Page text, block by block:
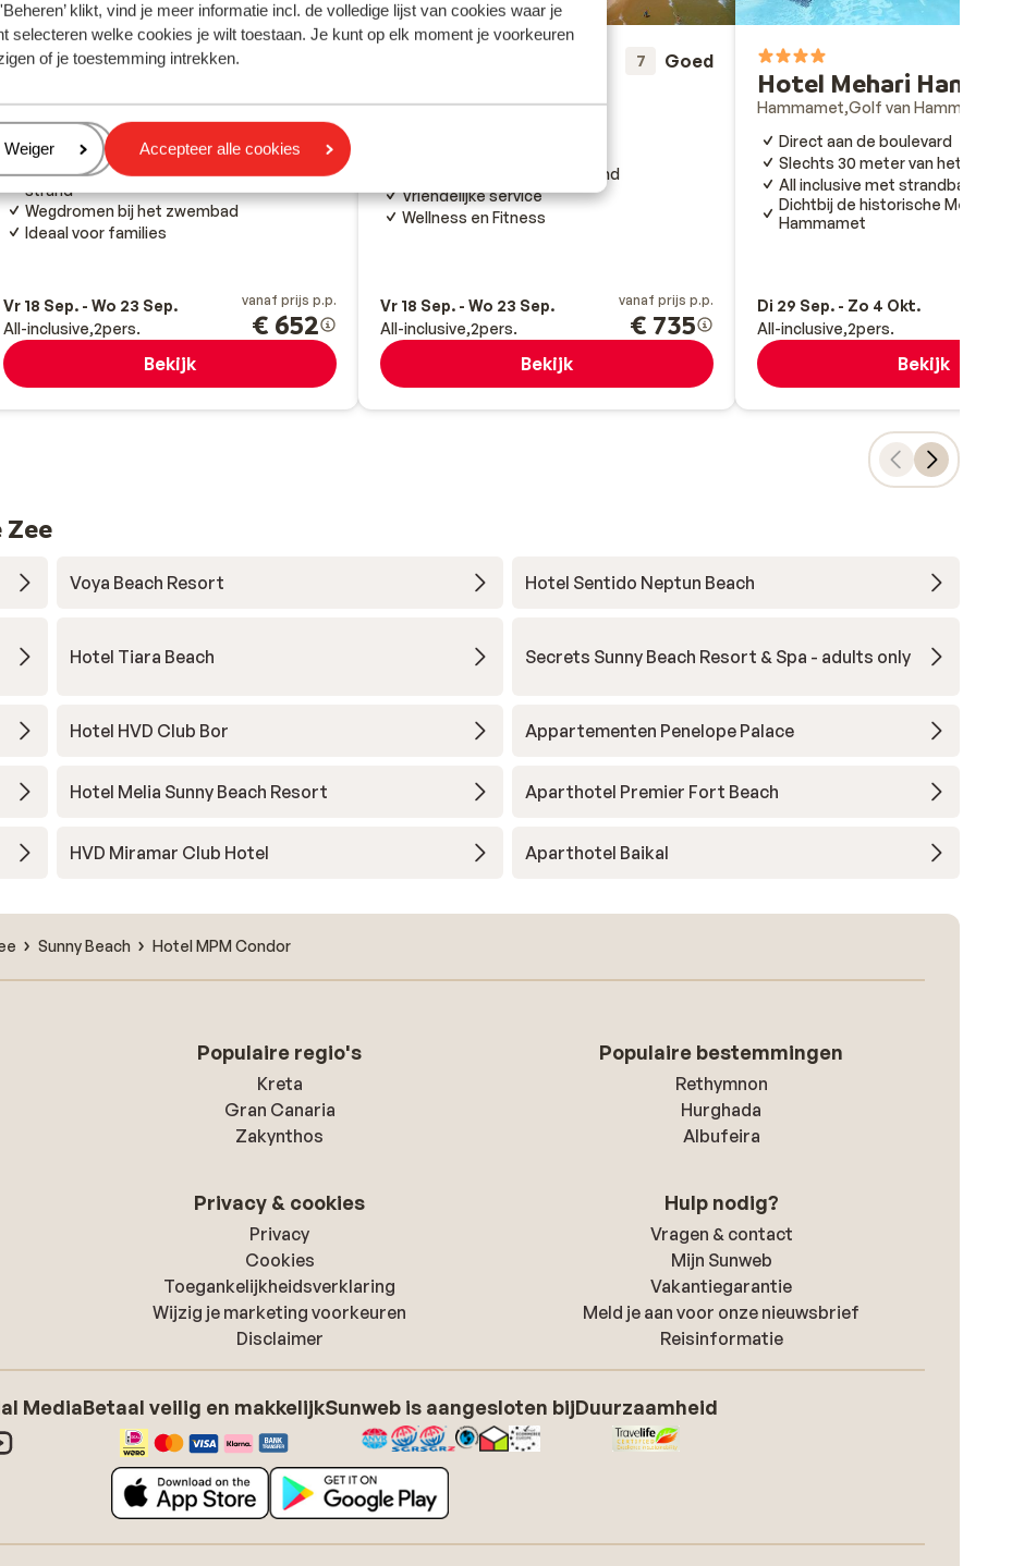
klikt, vind je meer informatie incl. de volledige lijst van cookies waar je
selecteren welke cookies je wilt toestaan. Je kunt op elk moment je voorkeuren
of je toestemming intrekken.
Beheren
Weiger Accepteer alle cookies
Sunny Beach Zwarte Zee Bulgarije
Aan de boulevard
Gratis ligbedden en parasols op het
strand
Wegdromen bij het zwembad
Ideaal voor families
Vr 18 Sep. - Wo 23 Sep.
All-inclusive 2pers.
vanaf prijs p.p.
€ 652
Bekijk
7 Goed
Direct aan het heerlijke strand
Vriendelijke service
Wellness en Fitness
Vr 18 Sep. - Wo 23 Sep.
All-inclusive 2pers.
vanaf prijs p.p.
€ 735
Bekijk
Hotel Mehari
Hammamet Golf van Hammamet
Direct aan de boulevard
Slechts 30 meter van het strand
All inclusive met strandbar/
Dichtbij de historische Medina
Hammamet
Di 29 Sep. - Zo 4 Okt.
All-inclusive 2pers.
Bekijk
Voya Beach Resort Hotel Sentido Neptun Beach
Hotel Tiara Beach Secrets Sunny Beach Resort & Spa - adults only
Hotel HVD Club Bor Appartementen Penelope Palace
Hotel Melia Sunny Beach Resort Aparthotel Premier Fort Beach
HVD Miramar Club Hotel Aparthotel Baikal
Sunny Beach Hotel MPM Condor
Populaire regio's
Kreta
Gran Canaria
Zakynthos
Populaire bestemmingen
Rethymnon
Hurghada
Albufeira
Privacy & cookies
Privacy
Cookies
Toegankelijkheidsverklaring
Wijzig je marketing voorkeuren
Disclaimer
Hulp nodig?
Vragen & contact
Mijn Sunweb
Vakantiegarantie
Meld je aan voor onze nieuwsbrief
Reisinformatie
MediaBetaal veilig en makkelijkSunweb is aangesloten bijDuurzaamheid